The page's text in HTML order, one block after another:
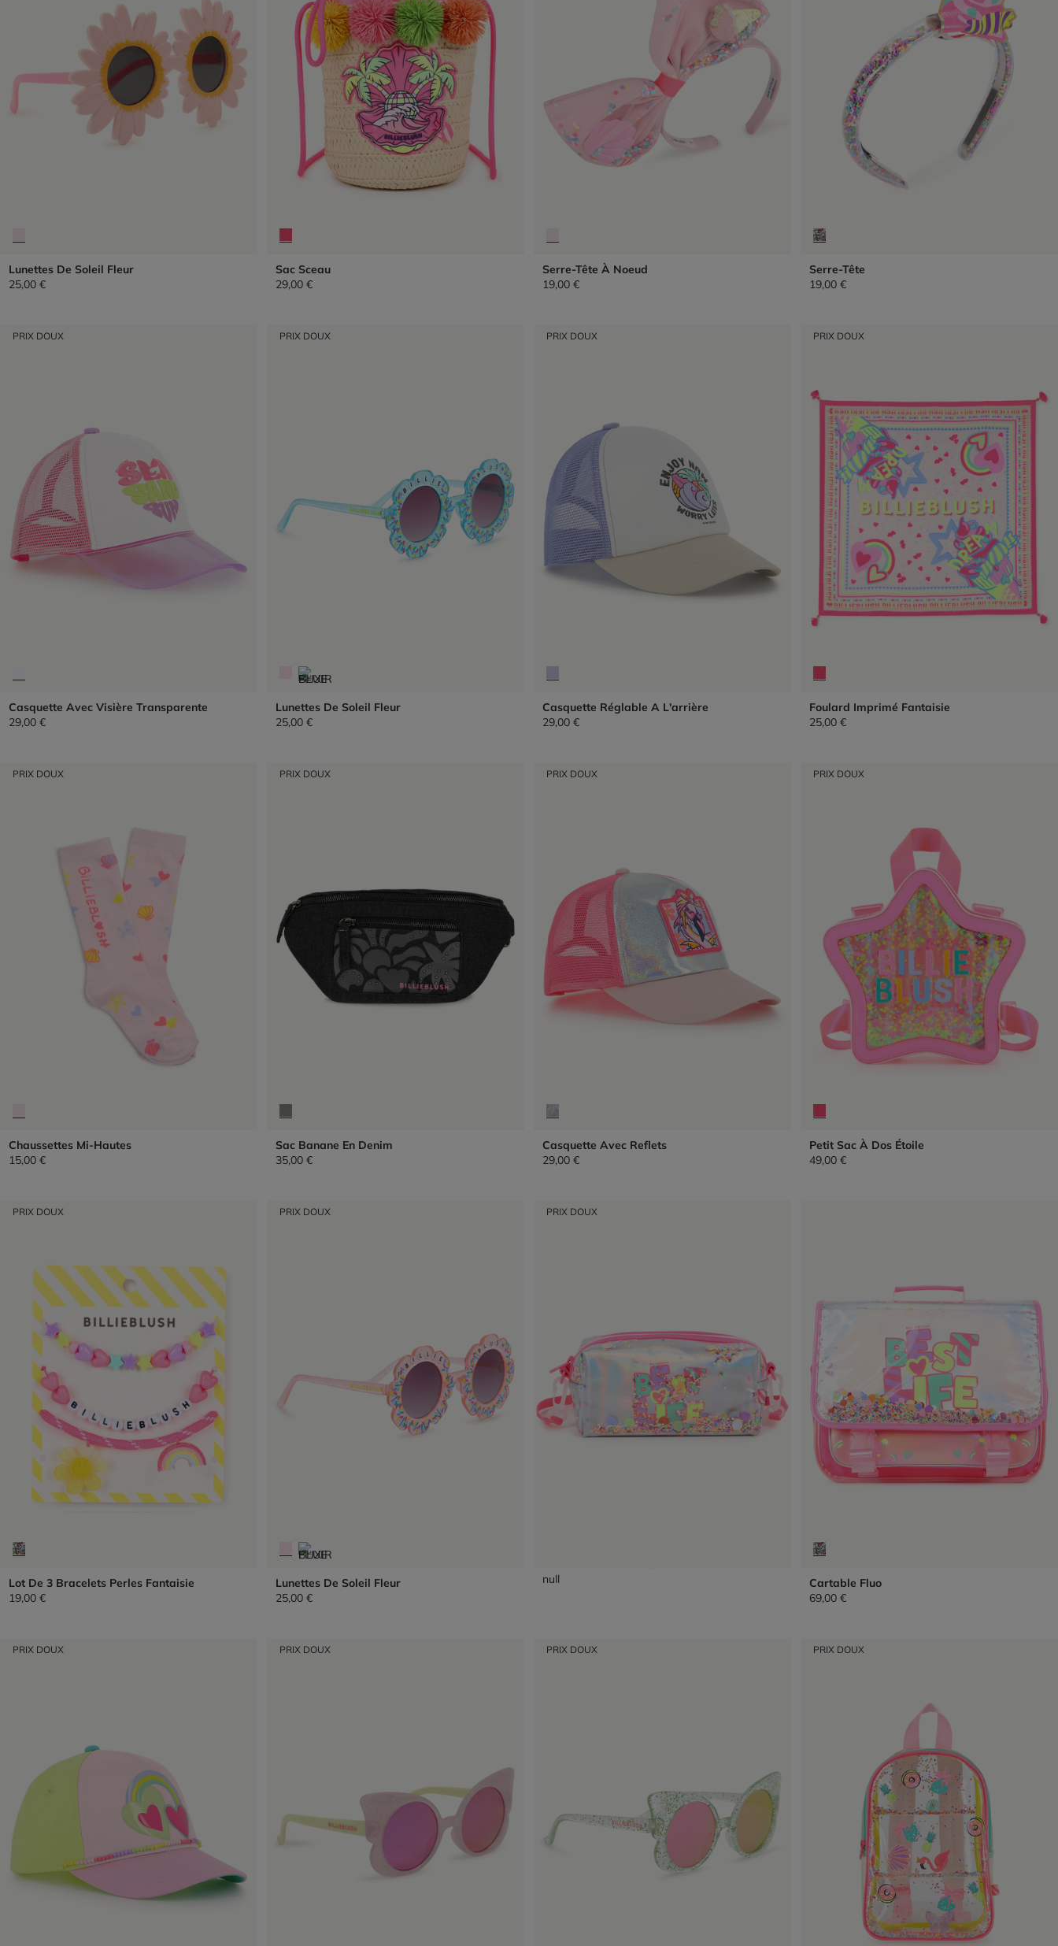
Lunettes De Soleil Fleur
25,00 €
Sac Sceau
29,00 €
Serre-Tête À Noeud
19,00 €
Serre-Tête
19,00 €
PRIX DOUX
Casquette Avec Visière Transparente
29,00 €
PRIX DOUX
Lunettes De Soleil Fleur
25,00 €
PRIX DOUX
Casquette Réglable A L'arrière
29,00 €
PRIX DOUX
Foulard Imprimé Fantaisie
25,00 €
PRIX DOUX
Chaussettes Mi-Hautes
15,00 €
PRIX DOUX
Sac Banane En Denim
35,00 €
PRIX DOUX
Casquette Avec Reflets
29,00 €
PRIX DOUX
Petit Sac À Dos Étoile
49,00 €
PRIX DOUX
Lot De 3 Bracelets Perles Fantaisie
19,00 €
PRIX DOUX
Lunettes De Soleil Fleur
25,00 €
PRIX DOUX
null
Cartable Fluo
69,00 €
PRIX DOUX PRIX DOUX PRIX DOUX PRIX DOUX